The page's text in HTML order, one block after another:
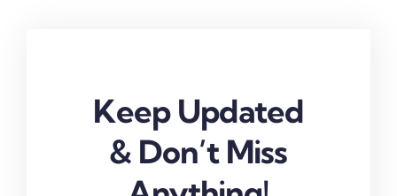
Keep Updated
& Don’t Miss